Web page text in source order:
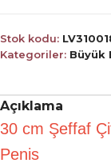
Stok kodu:
Kategoriler: Büyük
Açıklama
30 cm Şeffaf
Penis